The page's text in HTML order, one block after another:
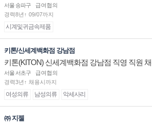
부점장/판매사원 채용
서울 송파구
급여협의
경력8년↑ 09/07까지
시계및귀금속제품
키톤/신세계백화점 강남점
키톤(KITON) 신세계백화점 강남점 직영 직원
서울 서초구
급여협의
경력3년↑ 채용시까지
여성의류 남성의류 악세사리
㈜ 지젤